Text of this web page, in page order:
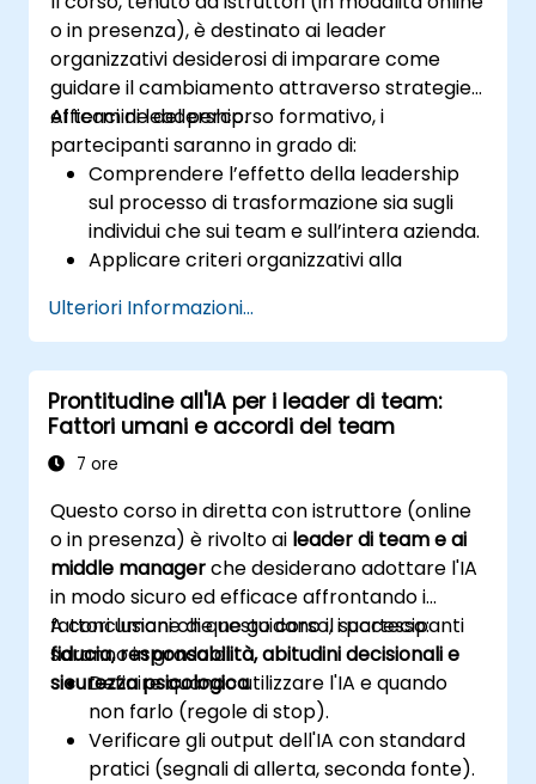
o in presenza), è destinato ai leader
organizzativi desiderosi di imparare come
guidare il cambiamento attraverso strategie
efficaci di leadership.
Al termine del percorso formativo, i
partecipanti saranno in grado di:
Comprendere l’effetto della leadership
sul processo di trasformazione sia sugli
individui che sui team e sull’intera azienda.
Applicare criteri organizzativi alla
Guidare con successo il mutamento
organizzativo grazie a una guida
manageriale efficace.
Ulteriori Informazioni...
Prontitudine all'IA per i leader di team:
Fattori umani e accordi del team
7 ore
Questo corso in diretta con istruttore (online
o in presenza) è rivolto ai leader di team e ai
middle managerche desiderano adottare l'IA
in modo sicuro ed efficace affrontando i
fattori umani che ne guidano il successo:
fiducia, responsabilità, abitudini decisionali e
sicurezza psicologica.
A conclusione di questo corso, i partecipanti
saranno in grado di:
Definire quando utilizzare l'IA e quando
non farlo (regole di stop).
Verificare gli output dell'IA con standard
pratici (segnali di allerta, seconda fonte).